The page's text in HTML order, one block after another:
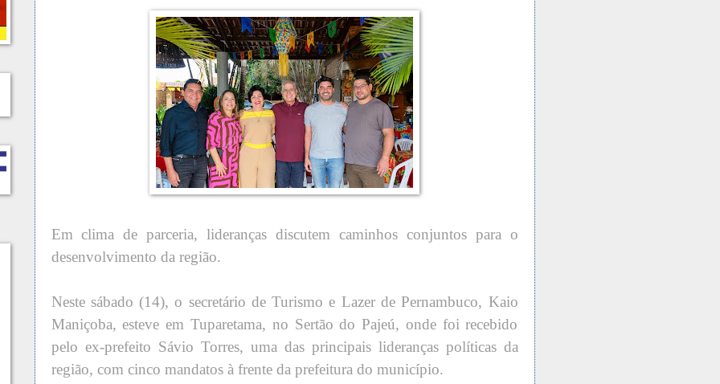
Em clima de parceria, lideranças discutem caminhos conjuntos para o
desenvolvimento da região.
Neste sábado (14), o secretário de Turismo e Lazer de Pernambuco, Kaio
Maniçoba, esteve em Tuparetama, no Sertão do Pajeú, onde foi recebido
pelo ex-prefeito Sávio Torres, uma das principais lideranças políticas da
região, com cinco mandatos à frente da prefeitura do município.